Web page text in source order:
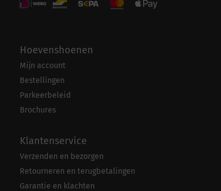
Hoevenshoenen
Mijn account
Bestellingen
Parkeerbeleid
Brochures
Klantenservice
Verzenden en bezorgen
Retourneren en terugbetalingen
Garantie en klachten